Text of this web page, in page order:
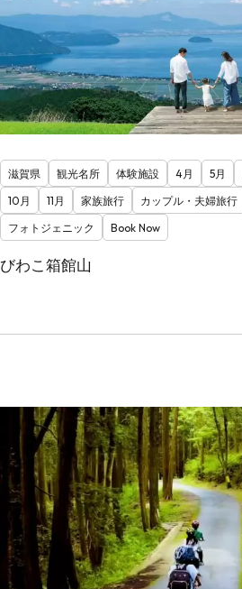
滋賀県 観光名所 体験施設 4月 5月
10月
11月 家族旅行 カップル・夫婦旅行
フォトジェニック
Book Now
びわこ箱館山